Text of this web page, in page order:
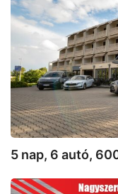
6
autó,
6000
kilométer
5 nap, 6 autó,
A